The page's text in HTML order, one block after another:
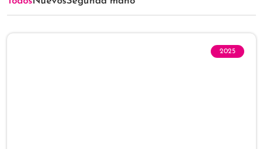
2025